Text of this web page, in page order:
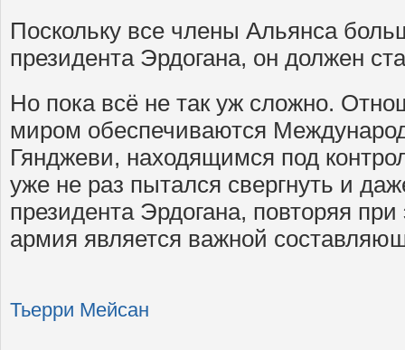
Поскольку все члены Альянса
президента Эрдогана, он должен
Но пока всё не так уж сложно.
миром обеспечиваются
Гянджеви, находящимся под
уже не раз пытался свергнуть и
президента Эрдогана, повторяя
армия является важной
Тьерри Мейсан